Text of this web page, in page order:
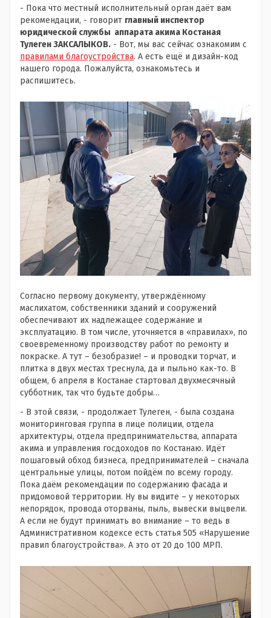
- Пока что местный исполнительный орган даёт вам
рекомендации, - говорит главный инспектор
юридической службы аппарата акима Костаная
Тулеген ЗАКСАЛЫКОВ. - Вот, мы вас сейчас ознакомим с
правилами благоустройства. А есть ещё и дизайн-код
нашего города. Пожалуйста, ознакомьтесь и
распишитесь.
Согласно первому документу, утверждённому
маслихатом, собственники зданий и сооружений
обеспечивают их надлежащее содержание и
эксплуатацию. В том числе, уточняется в «правилах», по
своевременному производству работ по ремонту и
покраске. А тут – безобразие! – и проводки торчат, и
плитка в двух местах треснула, да и пыльно как-то. В
общем, 6 апреля в Костанае стартовал двухмесячный
субботник, так что будьте добры…
- В этой связи, - продолжает Тулеген, - была создана
мониторинговая группа в лице полиции, отдела
архитектуры, отдела предпринимательства, аппарата
акима и управления госдоходов по Костанаю. Идёт
пошаговый обход бизнеса, предпринимателей – сначала
центральные улицы, потом пойдём по всему городу.
Пока даём рекомендации по содержанию фасада и
придомовой территории. Ну вы видите – у некоторых
непорядок, провода оторваны, пыль, вывески выцвели.
А если не будут принимать во внимание – то ведь в
Административном кодексе есть статья 505 «Нарушение
правил благоустройства». А это от 20 до 100 МРП.